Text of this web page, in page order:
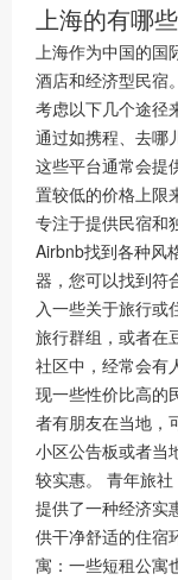
上海的有哪
上海作为中国的国
酒店和经济型民宿
考虑以下几个途径
通过如携程、去哪
这些平台通常会提
置较低的价格上限
专注于提供民宿和
Airbnb找到各种风
器，您可以找到符
入一些关于旅行或
旅行群组，或者在
社区中，经常会有
现一些性价比高的
者有朋友在当地，
小区公告板或者当
较实惠。 青年旅
提供了一种经济实
供干净舒适的住宿
寓：一些短租公寓